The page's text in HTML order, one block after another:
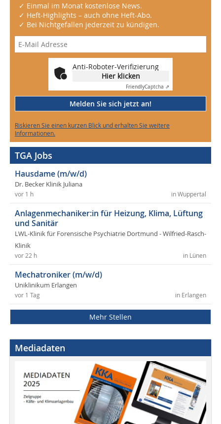
✓ Einmal im Monat kostenlose News.
✓ Heft-Highlights – auch ohne Heft-Abo.
✓ Bei Nichtgefallen jederzeit zu kündigen.
Anti-Roboter-Verifizierung
Hier klicken
FriendlyCaptcha ⇗
Melden Sie sich jetzt an!
Riskieren Sie einen kurzen Blick und erhalten Sie weitere
Informationen.
TGA Jobs
Hausdame (m/w/d)
Dr. Becker Klinik Juliana
in Wuppertal
vor 1 h
Anlagenmechaniker:in für Heizung, Klima, Lüftung
und Sanitär
LWL-Klinik für Forensische Psychiatrie Dortmund - Wilfried-Rasch-
Klinik
in Lünen
vor 22 h
Mechatroniker (m/w/d)
Uniklinikum Erlangen
in Erlangen
vor 1 Tag
Mehr Stellen
Mediadaten